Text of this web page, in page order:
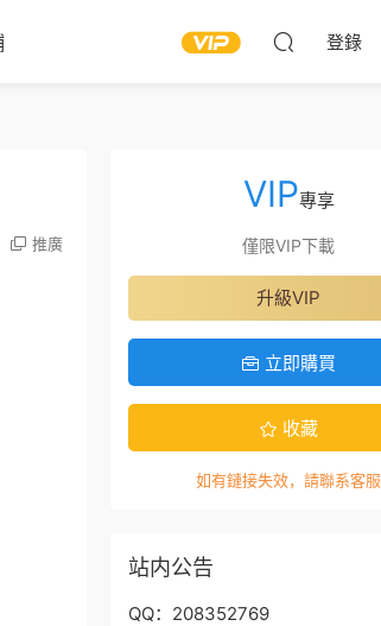
登錄
推廣
VIP專享
僅限VIP下載
升級VIP
立即購買
收藏
如有鏈接失效，請聯系客服
站内公告
QQ：208352769